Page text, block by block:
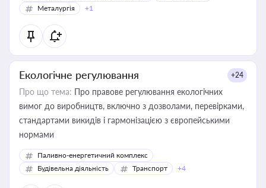
Металургія
+1
Екологічне регулювання +24
Про що тема: Про правове регулювання екологічних
вимог до виробництв, включно з дозволами, перевірками,
стандартами викидів і гармонізацією з європейськими
нормами
Паливно-енергетичний комплекс
Будівельна діяльність
Транспорт +4